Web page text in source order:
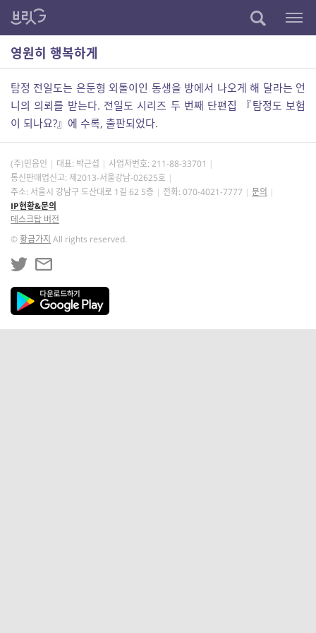
영원히 행복하게
탐정 전일도는 은둔형 외톨이인 동생을 방에서 나오게 해 달라는 언
니의 의뢰를 받는다. 전일도 시리즈 두 번째 단편집 『탐정도 보험
이 되나요?』에 수록, 출판되었다.
(주)민음인 대표: 박근섭 사업자번호: 211-88-33701
통신판매업신고: 제2013-서울강남-02625호
주소: 서울시 강남구 도산대로 1길 62 5층
전화: 070-4021-7777
문의
IP현황&문의
데스크탑 버전
©황금가지 All rights reserved.